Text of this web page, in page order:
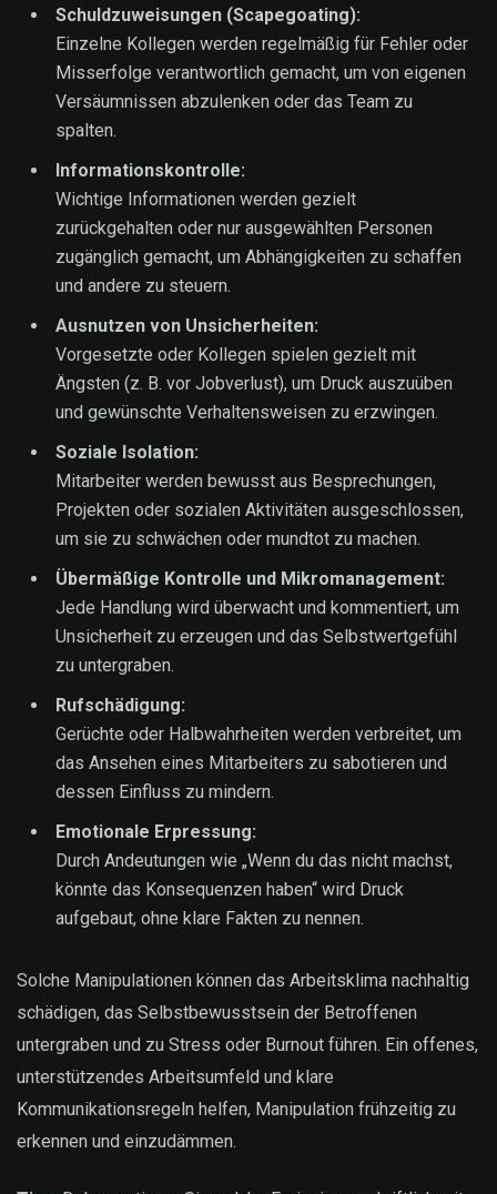
Schuldzuweisungen (Scapegoating):
Einzelne Kollegen werden regelmäßig für Fehler oder
Misserfolge verantwortlich gemacht, um von eigenen
Versäumnissen abzulenken oder das Team zu
spalten.
Informationskontrolle:
Wichtige Informationen werden gezielt
zurückgehalten oder nur ausgewählten Personen
zugänglich gemacht, um Abhängigkeiten zu schaffen
und andere zu steuern.
Ausnutzen von Unsicherheiten:
Vorgesetzte oder Kollegen spielen gezielt mit
Ängsten (z. B. vor Jobverlust), um Druck auszuüben
und gewünschte Verhaltensweisen zu erzwingen.
Soziale Isolation:
Mitarbeiter werden bewusst aus Besprechungen,
Projekten oder sozialen Aktivitäten ausgeschlossen,
um sie zu schwächen oder mundtot zu machen.
Übermäßige Kontrolle und Mikromanagement:
Jede Handlung wird überwacht und kommentiert, um
Unsicherheit zu erzeugen und das Selbstwertgefühl
zu untergraben.
Rufschädigung:
Gerüchte oder Halbwahrheiten werden verbreitet, um
das Ansehen eines Mitarbeiters zu sabotieren und
dessen Einfluss zu mindern.
Emotionale Erpressung:
Durch Andeutungen wie „Wenn du das nicht machst,
könnte das Konsequenzen haben“ wird Druck
aufgebaut, ohne klare Fakten zu nennen.
Solche Manipulationen können das Arbeitsklima nachhaltig
schädigen, das Selbstbewusstsein der Betroffenen
untergraben und zu Stress oder Burnout führen. Ein offenes,
unterstützendes Arbeitsumfeld und klare
Kommunikationsregeln helfen, Manipulation frühzeitig zu
erkennen und einzudämmen.